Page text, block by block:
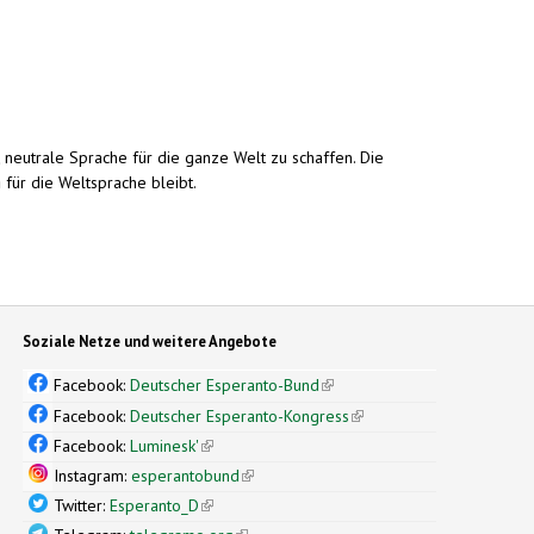
Sprache für die ganze Welt zu schaffen. Die
für die Weltsprache bleibt.
Soziale Netze und weitere Angebote
Facebook:Deutscher Esperanto-Bund(link is external)
Facebook:Deutscher Esperanto-Kongress(link is external)
Facebook:Luminesk'(link is external)
Instagram:esperantobund(link is external)
Twitter:Esperanto_D(link is external)